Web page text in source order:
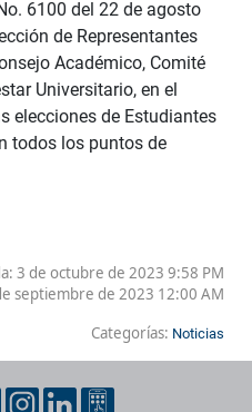
6100 del 22 de agosto
de Representantes
Académico, Comité
Universitario, en el
elecciones de Estudiantes
todos los puntos de
3 de octubre de 2023 9:58 PM
septiembre de 2023 12:00 AM
Categorías: Noticias